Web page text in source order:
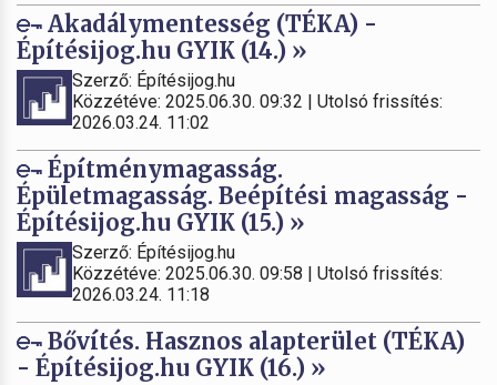
Akadálymentesség (TÉKA) -
Építésijog.hu GYIK (14.) »
Szerző: Építésijog.hu
Közzétéve: 2025.06.30. 09:32 | Utolsó frissítés:
2026.03.24. 11:02
Építménymagasság.
Épületmagasság. Beépítési magasság -
Építésijog.hu GYIK (15.) »
Szerző: Építésijog.hu
Közzétéve: 2025.06.30. 09:58 | Utolsó frissítés:
2026.03.24. 11:18
Bővítés. Hasznos alapterület (TÉKA)
- Építésijog.hu GYIK (16.) »